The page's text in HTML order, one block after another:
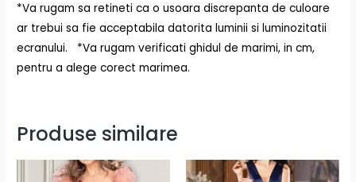
*Va rugam sa retineti ca o usoara discrepanta de culoare
ar trebui sa fie acceptabila datorita luminii si luminozitatii
ecranului. *Va rugam verificati ghidul de marimi, in cm,
pentru a alege corect marimea.
Produse similare